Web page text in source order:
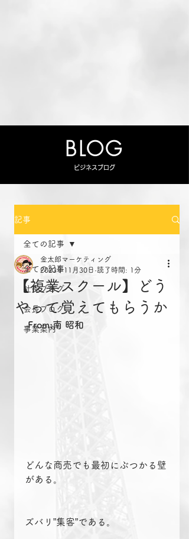
BLOG
ビジネスブログ
記事
全ての記事
社長ブログ
会長ブログ
事業案内
全ての記事
【複業スクール】どう
やって覚えてもらうか
金太郎マーケティング
2023年11月30日 読了時間: 1分
From:南 昭和
どんな商売でも最初にぶつかる壁
がある。
ズバリ”集客”である。